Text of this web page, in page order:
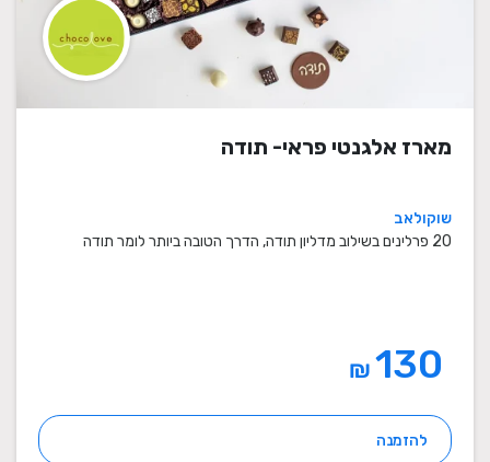
מארז אלגנטי פראי- תודה
שוקולאב
20 פרלינים בשילוב מדליון תודה, הדרך הטובה ביותר לומר תודה
₪
להזמנה